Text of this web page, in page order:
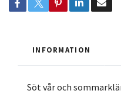
INFORMATION
Söt vår och